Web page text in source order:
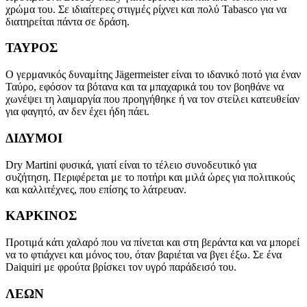
χρώμα του. Σε ιδιαίτερες στιγμές ρίχνει και πολύ Tabasco για να
διατηρείται πάντα σε δράση.
ΤΑΥΡΟΣ
Ο γερμανικός δυναμίτης Jägermeister είναι το ιδανικό ποτό για έναν
Ταύρο, εφόσον τα βότανα και τα μπαχαρικά του τον βοηθάνε να
χωνέψει τη λαιμαργία που προηγήθηκε ή να τον στείλει κατευθείαν
για φαγητό, αν δεν έχει ήδη πάει.
ΔΙΔΥΜΟΙ
Dry Martini φυσικά, γιατί είναι το τέλειο συνοδευτικό για
συζήτηση. Περιφέρεται με το ποτήρι και μιλά ώρες για πολιτικούς
και καλλιτέχνες, που επίσης το λάτρευαν.
ΚΑΡΚΙΝΟΣ
Προτιμά κάτι χαλαρό που να πίνεται και στη βεράντα και να μπορεί
να το φτιάχνει και μόνος του, όταν βαριέται να βγει έξω. Σε ένα
Daiquiri με φρούτα βρίσκει τον υγρό παράδεισό του.
ΛΕΩΝ